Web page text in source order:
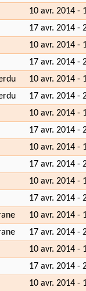
10 avr. 2014 -
17 avr. 2014 -
10 avr. 2014 -
17 avr. 2014 -
10 avr. 2014 -
17 avr. 2014 -
10 avr. 2014 -
17 avr. 2014 -
10 avr. 2014 -
17 avr. 2014 -
10 avr. 2014 -
17 avr. 2014 -
10 avr. 2014 -
17 avr. 2014 -
10 avr. 2014 -
17 avr. 2014 -
10 avr. 2014 -